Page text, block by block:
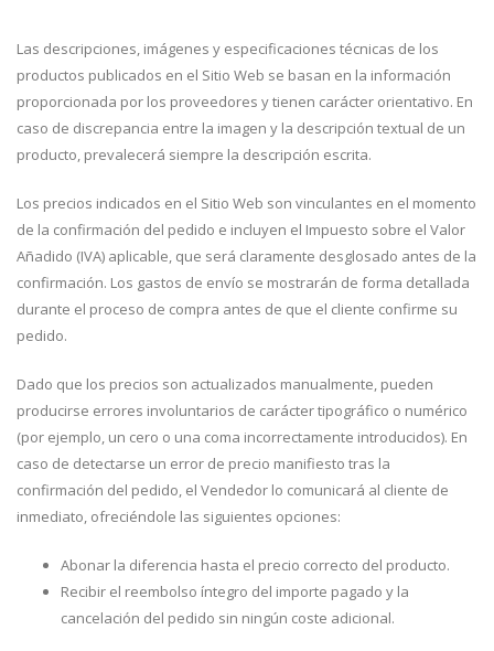
Las descripciones, imágenes y especificaciones técnicas de los
productos publicados en el Sitio Web se basan en la información
proporcionada por los proveedores y tienen carácter orientativo. En
caso de discrepancia entre la imagen y la descripción textual de un
producto, prevalecerá siempre la descripción escrita.
Los precios indicados en el Sitio Web son vinculantes en el momento
de la confirmación del pedido e incluyen el Impuesto sobre el Valor
Añadido (IVA) aplicable, que será claramente desglosado antes de la
confirmación. Los gastos de envío se mostrarán de forma detallada
durante el proceso de compra antes de que el cliente confirme su
pedido.
Dado que los precios son actualizados manualmente, pueden
producirse errores involuntarios de carácter tipográfico o numérico
(por ejemplo, un cero o una coma incorrectamente introducidos). En
caso de detectarse un error de precio manifiesto tras la
confirmación del pedido, el Vendedor lo comunicará al cliente de
inmediato, ofreciéndole las siguientes opciones:
Abonar la diferencia hasta el precio correcto del producto.
Recibir el reembolso íntegro del importe pagado y la
cancelación del pedido sin ningún coste adicional.